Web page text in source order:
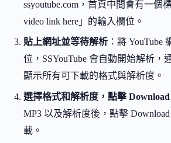
ssyoutube.com，首頁中間會有一個
video link here」的輸入欄位。
貼上網址並等待解析 ：將 YouTube
位，SSYouTube 會自動開始解析，
顯示所有可下載的格式與解析度。
選擇格式和解析度，點擊 Download
MP3 以及解析度後，點擊
載。